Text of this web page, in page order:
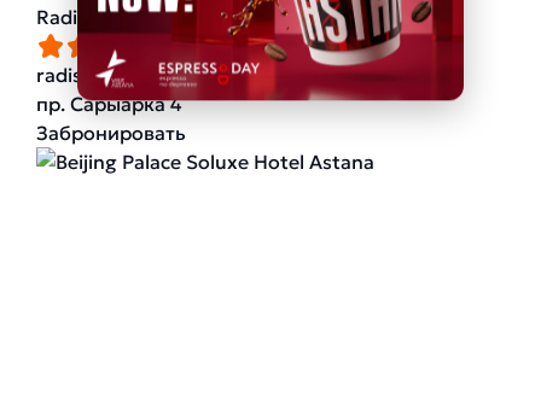
Radisson Astana
radissonhotels.com
пр. Сарыарка 4
Забронировать